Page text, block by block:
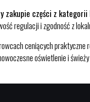
zakupie części z
regulacji i zgodność z
ceniących praktyczne
oświetlenie i